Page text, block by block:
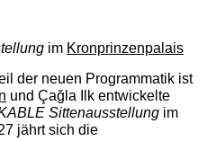
im Kronprinzenpalais
der neuen Programmatik ist
und Çağla Ilk entwickelte
Sittenausstellungim
jährt sich die